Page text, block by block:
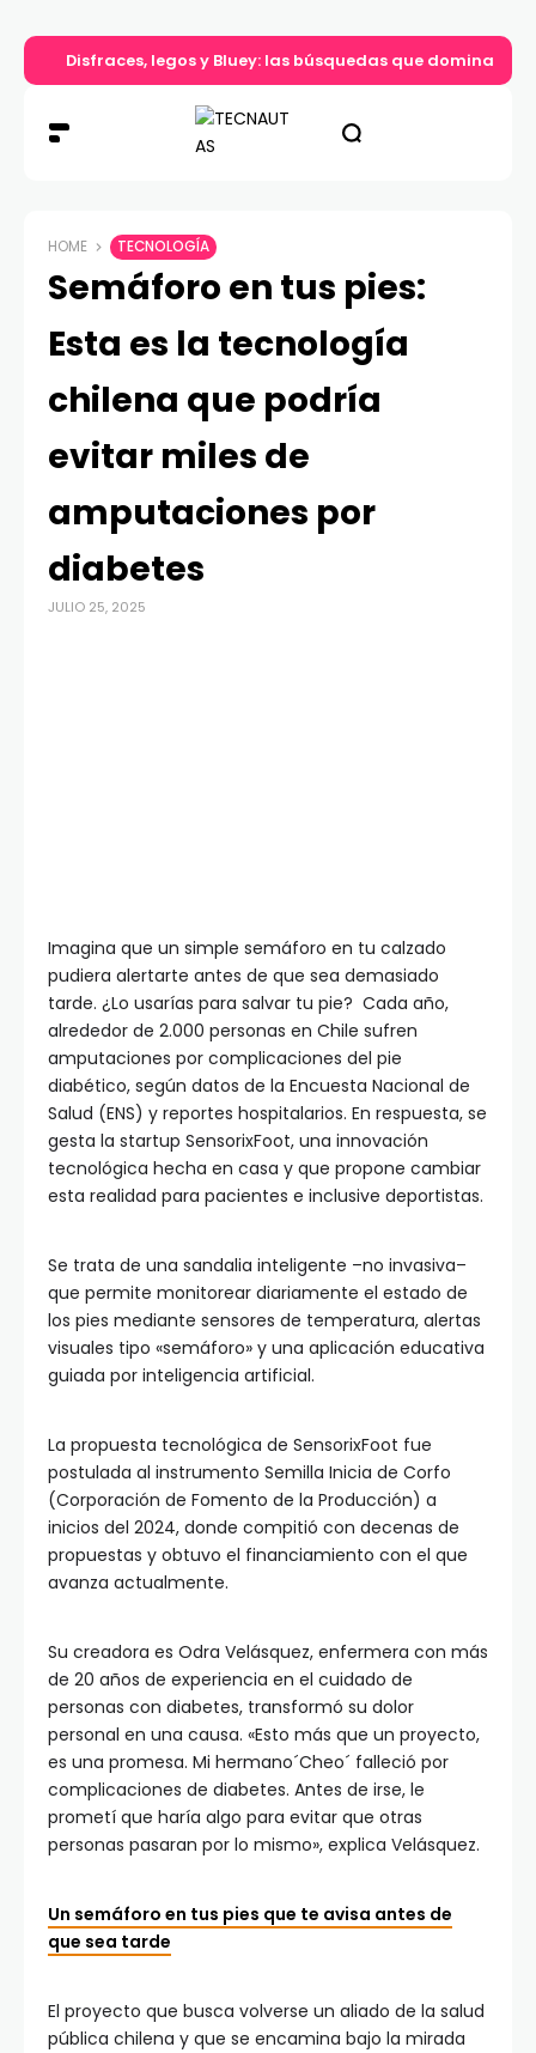
Disfraces, legos y Bluey: las búsquedas que dominan el
HOME TECNOLOGÍA
Semáforo en tus pies:
Esta es la tecnología
chilena que podría
evitar miles de
amputaciones por
diabetes
JULIO 25, 2025
Imagina que un simple semáforo en tu calzado
pudiera alertarte antes de que sea demasiado
tarde. ¿Lo usarías para salvar tu pie? Cada año,
alrededor de 2.000 personas en Chile sufren
amputaciones por complicaciones del pie
diabético, según datos de la Encuesta Nacional de
Salud (ENS) y reportes hospitalarios. En respuesta, se
gesta la startup SensorixFoot, una innovación
tecnológica hecha en casa y que propone cambiar
esta realidad para pacientes e inclusive deportistas.
Se trata de una sandalia inteligente –no invasiva–
que permite monitorear diariamente el estado de
los pies mediante sensores de temperatura, alertas
visuales tipo «semáforo» y una aplicación educativa
guiada por inteligencia artificial.
La propuesta tecnológica de SensorixFoot fue
postulada al instrumento Semilla Inicia de Corfo
(Corporación de Fomento de la Producción) a
inicios del 2024, donde compitió con decenas de
propuestas y obtuvo el financiamiento con el que
avanza actualmente.
Su creadora es Odra Velásquez, enfermera con más
de 20 años de experiencia en el cuidado de
personas con diabetes, transformó su dolor
personal en una causa. «Esto más que un proyecto,
es una promesa. Mi hermano´Cheo´ falleció por
complicaciones de diabetes. Antes de irse, le
prometí que haría algo para evitar que otras
personas pasaran por lo mismo», explica Velásquez.
Un semáforo en tus pies que te avisa antes de
que sea tarde
El proyecto que busca volverse un aliado de la salud
pública chilena y que se encamina bajo la mirada